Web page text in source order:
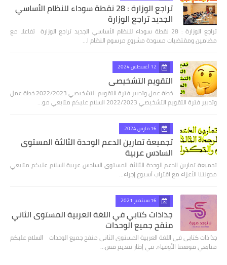
تراجع الوزارة : 28 نقطة سوداء للنظام الأساسي
الجديد تراجع الوزارة
تراجع الوزارة : 28 نقطة سوداء للنظام الأساسي الجديد تراجع الوزارة تفاعلا مع
مضامين ومقتضيات مسودة مشروع مرسوم النظام ا…
12 أغسطس 2024
التقويم التشخيصي
خطة عمل وتدبير فترة التقويم التشخيصي 2022/2023 خطة عمل
وتدبير فترة التقويم التشخيصي 2022/2023 السلام عليكم متابعي مو…
16 مارس 2024
تجميعة تمارين الدعم الوحدة الثالثة المستوى
السادس عربية
تجميعة تمارين الدعم الوحدة الثالثة المستوى السادس عربية السلام عليكم متابعي
مدونتنا الأعزاء مع اقتراب أسبوع إجراء…
16 سبتمبر 2021
جذاذات كتابي في اللغة العربية المستوى الثاني
منقح جميع الوحدات
جذاذات كتابي في اللغة العربية المستوى الثاني منقح جميع الوحدات السلام عليكم
متابعي موقعنا الأوفياء، في إطار تقديم مس…